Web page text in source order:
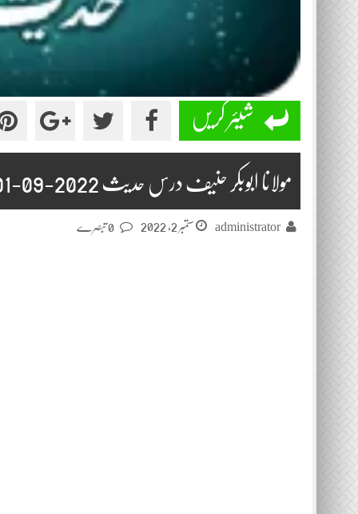
شیئر کریں
مولانا ابوبکر حنیف درس حدیث 2022-09-01
administrator ستمبر 2, 2022